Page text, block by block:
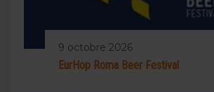
9 octobre 2026
EurHop Roma Beer Festival